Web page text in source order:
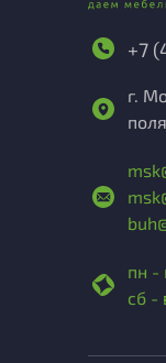
+7
г.
пн -
сб -